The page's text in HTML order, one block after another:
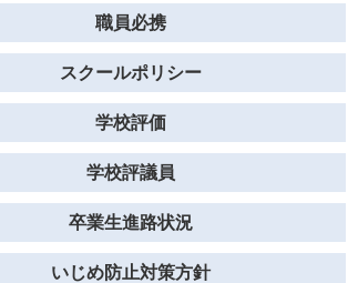
職員必携
スクールポリシー
学校評価
学校評議員
卒業生進路状況
いじめ防止対策方針